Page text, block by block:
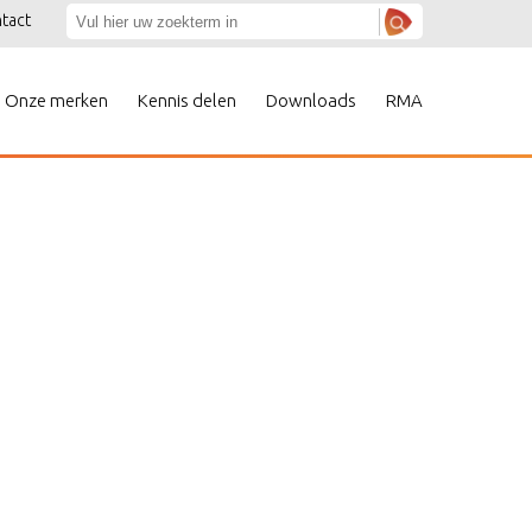
Onze merken Kennis delen Downloads RMA